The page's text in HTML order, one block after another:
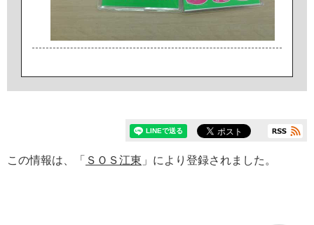
この情報は、「 ＳＯＳ江東 」により登録されました。